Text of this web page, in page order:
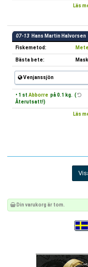
Läs
07-13 Hans Martin Halvorsen
Fiskemetod: Mete
Bästa bete: Mask
Venjanssjön
• 1 st Abborre på 0.1 kg. (
Återutsatt!)
Läs
Din varukorg är tom.